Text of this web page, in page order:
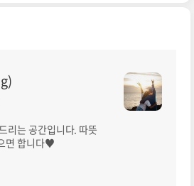
리는 공간입니다. 따뜻
면 합니다♥